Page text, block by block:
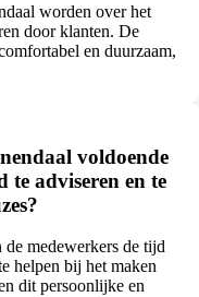
worden over het
door klanten. De
en duurzaam,
voldoende
te adviseren en te
medewerkers de tijd
helpen bij het maken
dit persoonlijke en